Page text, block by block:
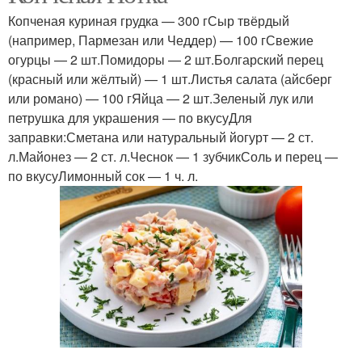
Копченая куриная грудка — 300 гСыр твёрдый
(например, Пармезан или Чеддер) — 100 гСвежие
огурцы — 2 шт.Помидоры — 2 шт.Болгарский перец
(красный или жёлтый) — 1 шт.Листья салата (айсберг
или романо) — 100 гЯйца — 2 шт.Зеленый лук или
петрушка для украшения — по вкусуДля
заправки:Сметана или натуральный йогурт — 2 ст.
л.Майонез — 2 ст. л.Чеснок — 1 зубчикСоль и перец —
по вкусуЛимонный сок — 1 ч. л.